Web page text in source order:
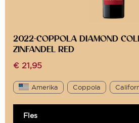
2022-COPPOLA DIAMOND
ZINFANDEL RED
€ 21,95
Amerika Coppola
Fles